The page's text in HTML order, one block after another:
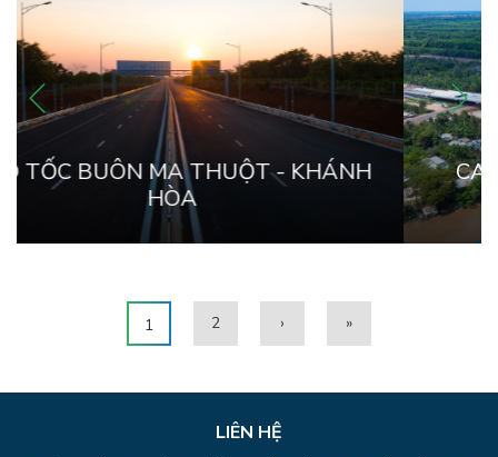
CAO TỐC BUÔN MA THUỘT - KHÁNH
1 2 › »
LIÊN HỆ